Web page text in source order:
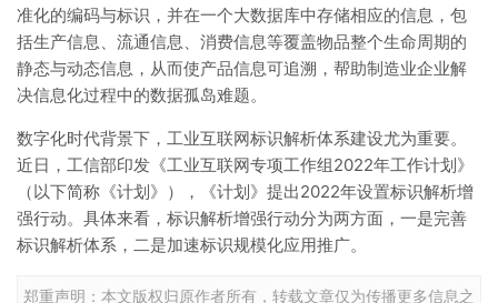
准化的编码与标识，并在一个大数据库中存储相应的信息，包
括生产信息、流通信息、消费信息等覆盖物品整个生命周期的
静态与动态信息，从而使产品信息可追溯，帮助制造业企业解
决信息化过程中的数据孤岛难题。
数字化时代背景下，工业互联网标识解析体系建设尤为重要。
近日，工信部印发《工业互联网专项工作组2022年工作计划》
（以下简称《计划》），《计划》提出2022年设置标识解析增
强行动。具体来看，标识解析增强行动分为两方面，一是完善
标识解析体系，二是加速标识规模化应用推广。
郑重声明：本文版权归原作者所有，转载文章仅为传播更多信息之